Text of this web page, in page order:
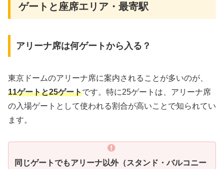
ゲートと座席エリア・最寄駅
アリーナ席は何ゲートから入る？
東京ドームのアリーナ席に案内されることが多いのが、
11ゲートと25ゲートです。特に25ゲートは、アリーナ席
の入場ゲートとして使われる割合が高いことで知られてい
ます。
同じゲートでもアリーナ以外（スタンド・バルコニー